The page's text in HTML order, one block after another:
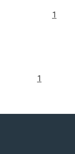
1
1